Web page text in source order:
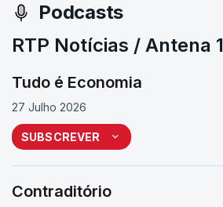
Podcasts
RTP Notícias / Antena 1
Tudo é Economia
27 Julho 2026
SUBSCREVER
Contraditório